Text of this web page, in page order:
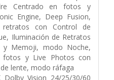
Centrado en fotos y
Engine, Deep Fusion,
retratos con Control de
Iluminación de Retratos
y Memoji, modo Noche,
fotos y Live Photos con
lente, modo ráfaga
Dolby Vision 24/25/30/60